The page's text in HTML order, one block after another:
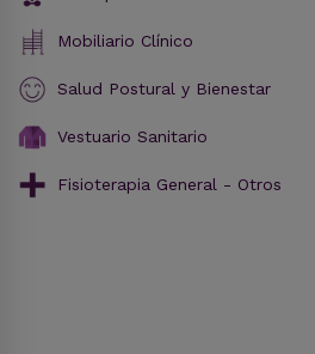
Mobiliario Clínico
Salud Postural y Bienestar
Vestuario Sanitario
Fisioterapia General - Otros